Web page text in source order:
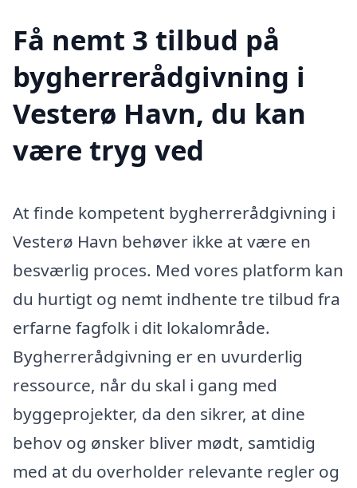
Få nemt 3 tilbud på
bygherrerådgivning i
Vesterø Havn, du kan
være tryg ved
At finde kompetent bygherrerådgivning i
Vesterø Havn behøver ikke at være en
besværlig proces. Med vores platform kan
du hurtigt og nemt indhente tre tilbud fra
erfarne fagfolk i dit lokalområde.
Bygherrerådgivning er en uvurderlig
ressource, når du skal i gang med
byggeprojekter, da den sikrer, at dine
behov og ønsker bliver mødt, samtidig
med at du overholder relevante regler og